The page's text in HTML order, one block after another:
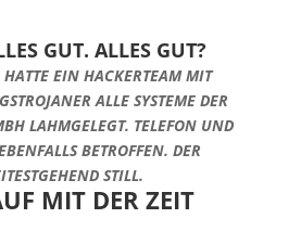
GUT. ALLES GUT?
EIN HACKERTEAM MIT
ALLE SYSTEME DER
LAHMGELEGT. TELEFON UND
BETROFFEN. DER
STILL.
MIT DER ZEIT